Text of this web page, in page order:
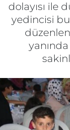
dolayısı ile
yedincisi
SAĞLIK
Spor
Gizlilik
İletişim
Künye
Son
Haber